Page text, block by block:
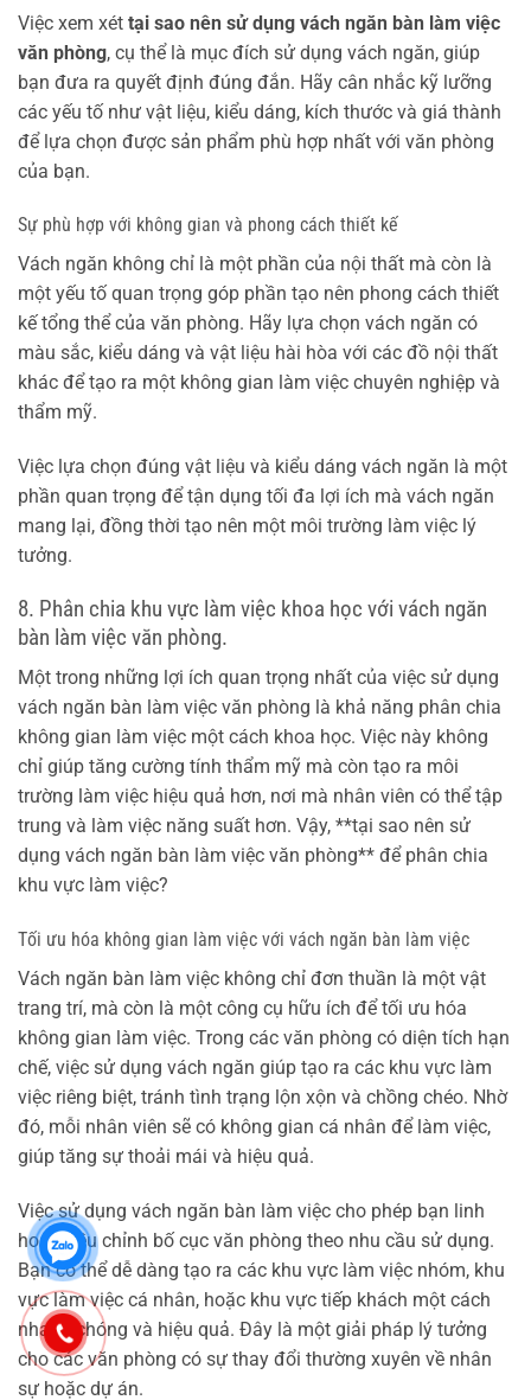
Việc xem xét tại sao nên sử dụng vách ngăn bàn làm việc
văn phòng, cụ thể là mục đích sử dụng vách ngăn, giúp
bạn đưa ra quyết định đúng đắn. Hãy cân nhắc kỹ lưỡng
các yếu tố như vật liệu, kiểu dáng, kích thước và giá thành
để lựa chọn được sản phẩm phù hợp nhất với văn phòng
của bạn.
Sự phù hợp với không gian và phong cách thiết kế
Vách ngăn không chỉ là một phần của nội thất mà còn là
một yếu tố quan trọng góp phần tạo nên phong cách thiết
kế tổng thể của văn phòng. Hãy lựa chọn vách ngăn có
màu sắc, kiểu dáng và vật liệu hài hòa với các đồ nội thất
khác để tạo ra một không gian làm việc chuyên nghiệp và
thẩm mỹ.
Việc lựa chọn đúng vật liệu và kiểu dáng vách ngăn là một
phần quan trọng để tận dụng tối đa lợi ích mà vách ngăn
mang lại, đồng thời tạo nên một môi trường làm việc lý
tưởng.
8. Phân chia khu vực làm việc khoa học với vách ngăn
bàn làm việc văn phòng.
Một trong những lợi ích quan trọng nhất của việc sử dụng
vách ngăn bàn làm việc văn phòng là khả năng phân chia
không gian làm việc một cách khoa học. Việc này không
chỉ giúp tăng cường tính thẩm mỹ mà còn tạo ra môi
trường làm việc hiệu quả hơn, nơi mà nhân viên có thể tập
trung và làm việc năng suất hơn. Vậy, **tại sao nên sử
dụng vách ngăn bàn làm việc văn phòng** để phân chia
khu vực làm việc?
Tối ưu hóa không gian làm việc với vách ngăn bàn làm việc
Vách ngăn bàn làm việc không chỉ đơn thuần là một vật
trang trí, mà còn là một công cụ hữu ích để tối ưu hóa
không gian làm việc. Trong các văn phòng có diện tích hạn
chế, việc sử dụng vách ngăn giúp tạo ra các khu vực làm
việc riêng biệt, tránh tình trạng lộn xộn và chồng chéo. Nhờ
đó, mỗi nhân viên sẽ có không gian cá nhân để làm việc,
giúp tăng sự thoải mái và hiệu quả.
Việc sử dụng vách ngăn bàn làm việc cho phép bạn linh
hoạt điều chỉnh bố cục văn phòng theo nhu cầu sử dụng.
Bạn có thể dễ dàng tạo ra các khu vực làm việc nhóm, khu
vực làm việc cá nhân, hoặc khu vực tiếp khách một cách
nhanh chóng và hiệu quả. Đây là một giải pháp lý tưởng
cho các văn phòng có sự thay đổi thường xuyên về nhân
sự hoặc dự án.